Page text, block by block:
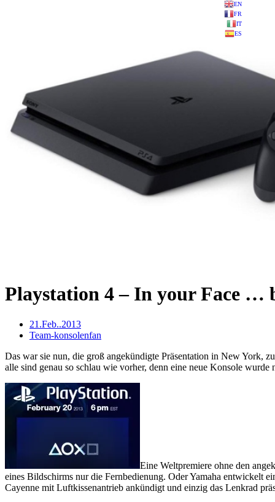
EN
FR
IT
ES
Playstation 4 – In your Face …
21.Feb..2013
Team-konsolenfan
Das war sie nun, die groß angekündigte Präsentation in New York,
alle sind genau so schlau wie vorher, denn eine neue Konsole
Eine Weltpremiere ohne den
eines Bildschirms nur die Fernbedienung. Oder Yamaha entwickelt
Cayenne mit Luftkissenantrieb ankündigt und einzig das Lenkrad